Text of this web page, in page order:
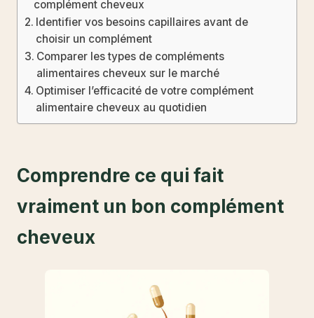
complément cheveux
Identifier vos besoins capillaires avant de
choisir un complément
Comparer les types de compléments
alimentaires cheveux sur le marché
Optimiser l’efficacité de votre complément
alimentaire cheveux au quotidien
Comprendre ce qui fait
vraiment un bon complément
cheveux